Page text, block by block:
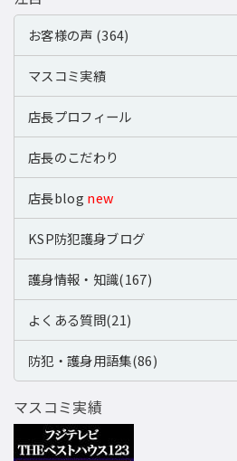
お客様の声 (364)
マスコミ実績
店長プロフィール
店長のこだわり
店長blog new
KSP防犯護身ブログ
護身情報・知識(167)
よくある質問(21)
防犯・護身用語集(86)
マスコミ実績